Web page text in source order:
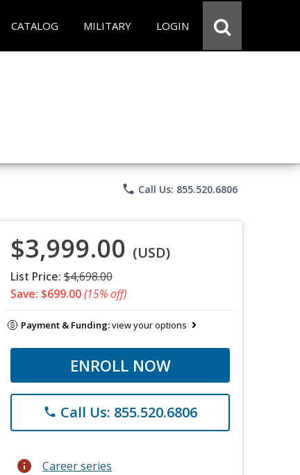
CATALOG MILITARY LOGIN
phone Call Us: 855.520.6806
$3,999.00 (USD)
List Price: $4,698.00
Save: $699.00(15% off)
Payment & Funding:view your options
ENROLL NOW
phone Call Us: 855.520.6806
info Career series